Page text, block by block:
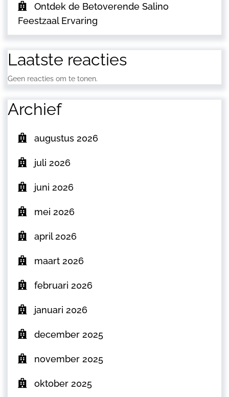
Ontdek de Betoverende Salino
Feestzaal Ervaring
Laatste reacties
Geen reacties om te tonen.
Archief
augustus 2026
juli 2026
juni 2026
mei 2026
april 2026
maart 2026
februari 2026
januari 2026
december 2025
november 2025
oktober 2025